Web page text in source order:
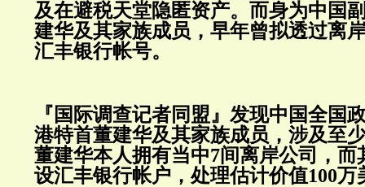
及在避税天堂隐匿资产。而身为中国
建华及其家族成员，早年曾拟透过离
汇丰银行帐号。
『国际调查记者同盟』发现中国全国
港特首董建华及其家族成员，涉及至
董建华本人拥有当中7间离岸公司，而
设汇丰银行帐户，处理估计价值100